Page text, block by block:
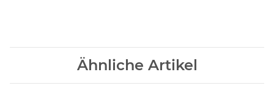
Ähnliche Artikel